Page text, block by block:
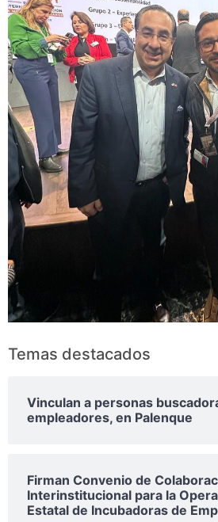
Temas destacados
Vinculan a personas
empleadores, en Palenque
Firman Convenio de
Interinstitucional para la
Estatal de Incubadoras de